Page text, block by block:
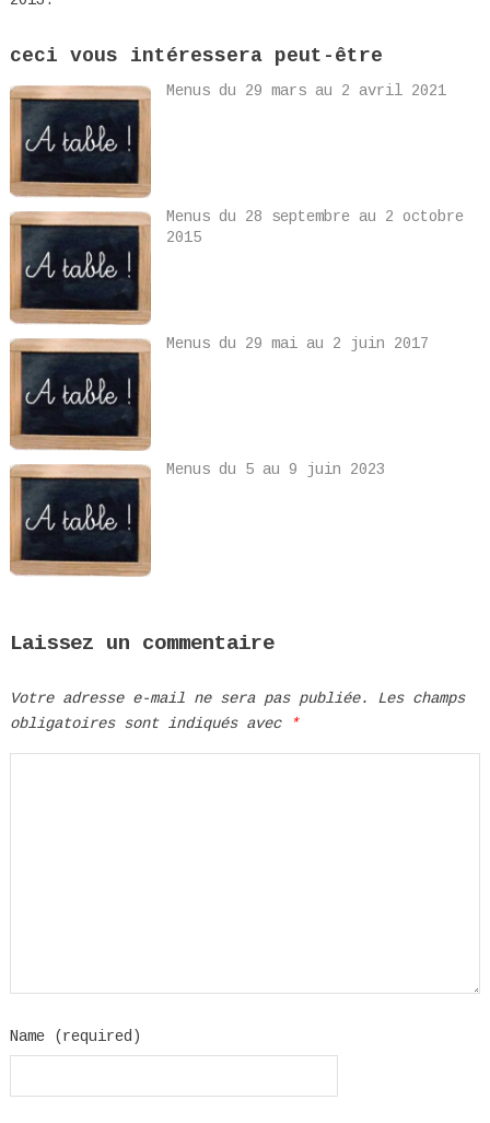
ceci vous intéressera peut-être
Menus du 29 mars au 2 avril 2021
Menus du 28 septembre au 2 octobre
2015
Menus du 29 mai au 2 juin 2017
Menus du 5 au 9 juin 2023
Laissez un commentaire
Votre adresse e-mail ne sera pas publiée.
Les champs
obligatoires sont indiqués avec
*
Name (required)